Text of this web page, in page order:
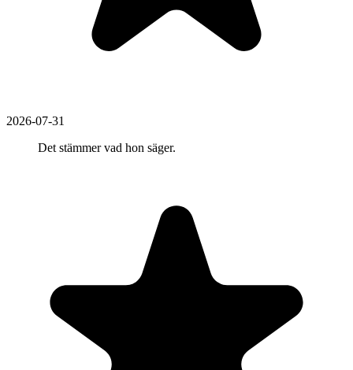
2026-07-31
Det stämmer vad hon säger.